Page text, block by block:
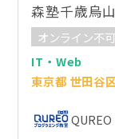
森塾千歳烏
オンライン不可
IT・Web
東京都 世田谷